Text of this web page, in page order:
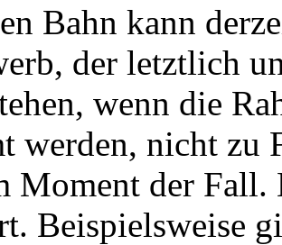
Bahn kann
der letztlich
wenn die
werden, nicht zu
Moment der Fall.
Beispielsweise